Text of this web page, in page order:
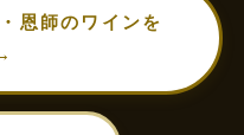
恩師のワインを